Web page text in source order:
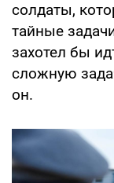
солдаты,
тайные
захотел бы
сложную
он.